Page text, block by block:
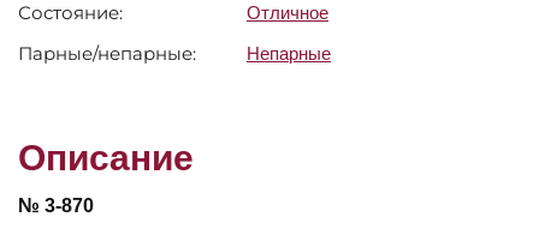
Состояние: Отличное
Парные/непарные: Непарные
Описание
№ 3-870